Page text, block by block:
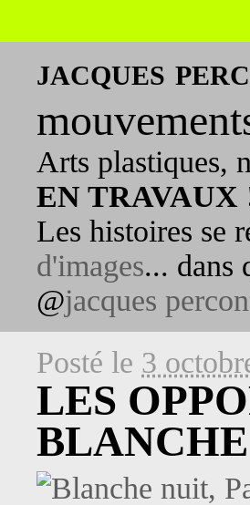
jacques
Arts plastiques,
EN TRAVAUX
Les histoires se
d'images... dans
@jacques
Posté le 3
LES